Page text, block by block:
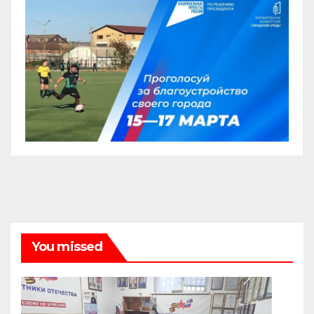
You missed